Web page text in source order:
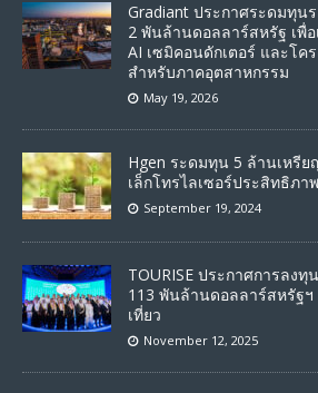
Gradiant ประกาศระดมทุน
2 พันล้านดอลลาร์สหรัฐ เพื่
AI เซมิคอนดักเตอร์ และโค
สำหรับภาคอุตสาหกรรม
May 19, 2026
Hgen ระดมทุน 5 ล้านเหรี
เล็กโทรไลเซอร์ประสิทธิภา
September 19, 2024
TOURISE ประกาศการลง
113 พันล้านดอลลาร์สหรัฐฯ
เที่ยว
November 12, 2025